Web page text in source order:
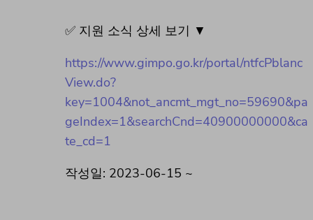
✅ 지원 소식 상세 보기 ▼
https://www.gimpo.go.kr/portal/ntfcPblanc
View.do?
key=1004&not_ancmt_mgt_no=59690&pa
geIndex=1&searchCnd=40900000000&ca
te_cd=1
작성일: 2023-06-15 ~